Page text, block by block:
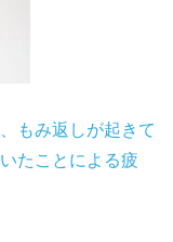
もみ返しが起きて
たことによる疲